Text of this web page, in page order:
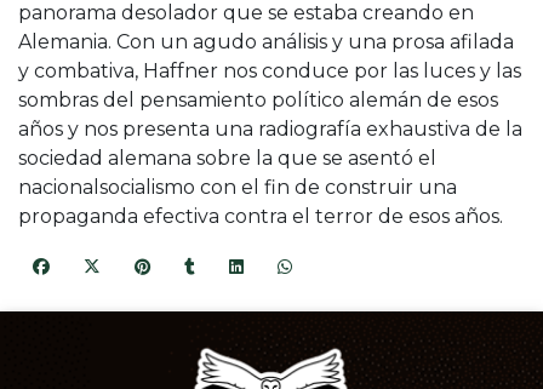
panorama desolador que se estaba creando en
Alemania. Con un agudo análisis y una prosa afilada
y combativa, Haffner nos conduce por las luces y las
sombras del pensamiento político alemán de esos
años y nos presenta una radiografía exhaustiva de la
sociedad alemana sobre la que se asentó el
nacionalsocialismo con el fin de construir una
propaganda efectiva contra el terror de esos años.